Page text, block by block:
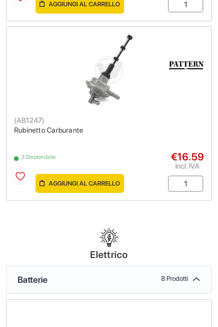
AGGIUNGI AL CARRELLO
Rubinetto Carburante
(AB1247)
3 Disponibile €16.59
Incl. IVA
AGGIUNGI AL CARRELLO
Elettrico
Batterie 8 Prodotti